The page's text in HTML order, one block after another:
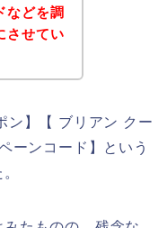
などを調
させてい
ン】【 ブリアン クー
ーンコード】という